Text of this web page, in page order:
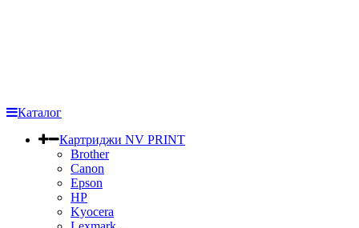
Каталог
Картриджи NV PRINT
Brother
Canon
Epson
HP
Kyocera